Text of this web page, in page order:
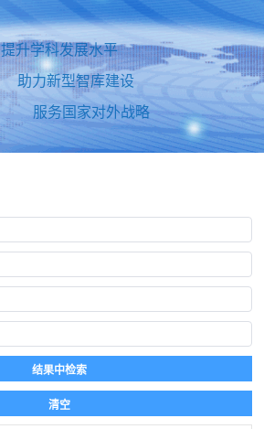
提升学科发展水平
助力新型智库建设
服务国家对外战略